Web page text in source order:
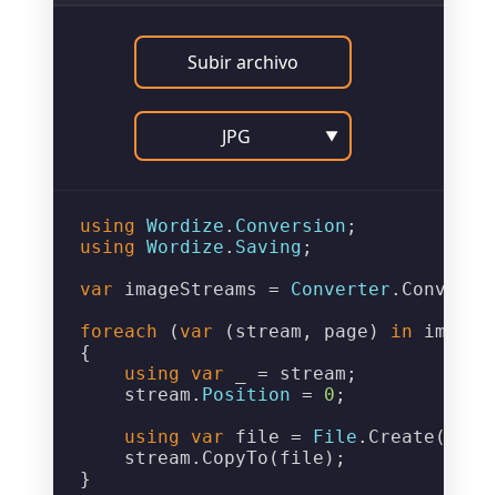
Subir archivo
JPG ▼
using Wordize . Conversion
using Wordize . Saving ;
var imageStreams = Converter .
foreach ( var (stream, page) in
{
using
var _ = stream;
    stream.
Position = 0 ;
using
var file = File . Create (
    stream.
CopyTo (file);